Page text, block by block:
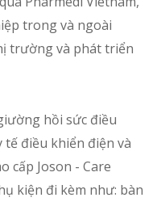
trong và ngoài
trường và phát triển
hồi sức điều
tế điều khiển điện và
cấp Joson - Care
kiện đi kèm như: bàn